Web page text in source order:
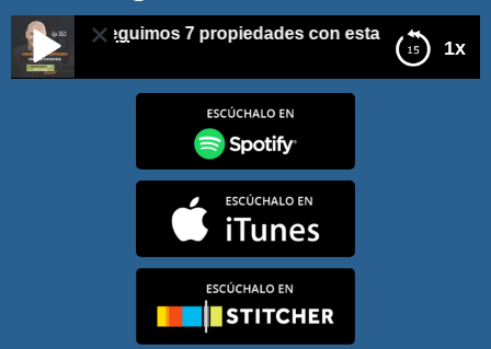
1x
– Conseguimos 7 propiedades con esta estrategia
E352 – Conseguimos 7 propiedades con esta